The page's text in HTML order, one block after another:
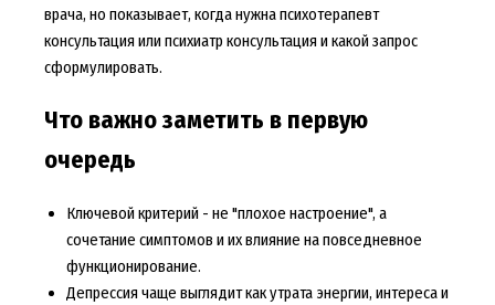
врача, но показывает, когда нужна психотерапевт
консультация или психиатр консультация и какой запрос
сформулировать.
Что важно заметить в первую
очередь
Ключевой критерий - не "плохое настроение", а
сочетание симптомов и их влияние на повседневное
функционирование.
Депрессия чаще выглядит как утрата энергии, интереса и